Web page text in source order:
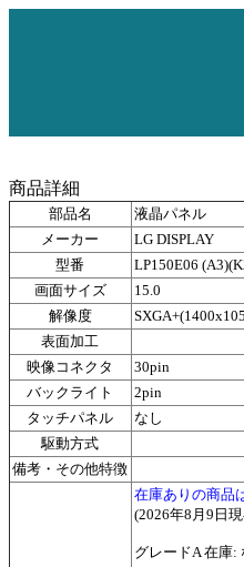
商品詳細
部品名
液晶パネル
メーカー
LG DISPLAY
型番
LP150E06
画面サイズ
15.0
解像度
表面加工
映像コネクタ
30pin
バックライト
2pin
タッチパネル
なし
駆動方式
備考・その他特徴
在庫ありの商品
(2026年8月9日
グレードA 在庫: